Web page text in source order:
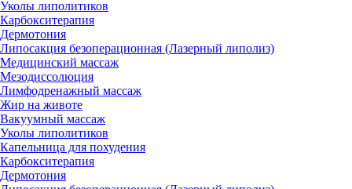
Уколы липолитиков
Карбокситерапия
Дермотония
Липосакция безоперационная (Лазерный липолиз)
Медицинский массаж
Мезодиссолюция
Лимфодренажный массаж
Жир на животе
Вакуумный массаж
Уколы липолитиков
Капельница для похудения
Карбокситерапия
Дермотония